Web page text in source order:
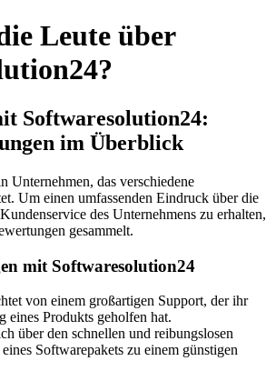
Leute über
Softwaresolution24:
im Überblick
Unternehmen, das verschiedene
Um einen umfassenden Eindruck über die
des Unternehmens zu erhalten,
gesammelt.
mit Softwaresolution24
von einem großartigen Support, der ihr
eines Produkts geholfen hat.
über den schnellen und reibungslosen
Softwarepakets zu einem günstigen